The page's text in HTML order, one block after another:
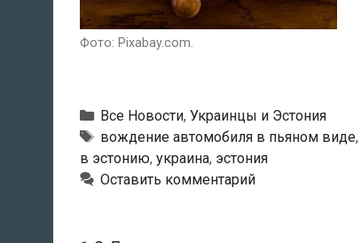
Фото: Pixabay.com.
Рубрики
Все Новости, Украинцы и Эстония
Метки
вождение автомобиля в пьяном виде,
в эстонию, украина, эстония
Оставить комментарий